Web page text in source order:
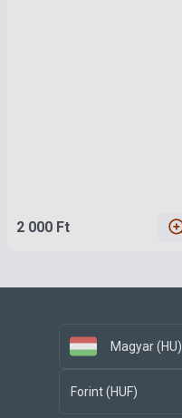
2 000 Ft
Magyar (HU)
Forint (HUF)